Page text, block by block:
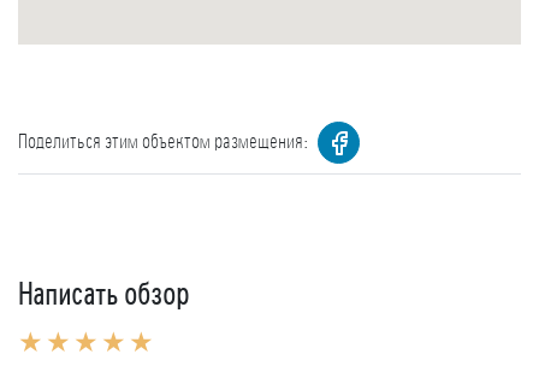
Поделиться этим объектом размещения:
Написать обзор